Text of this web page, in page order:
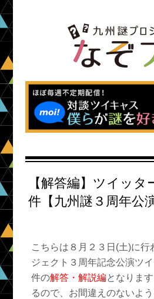
【解答編】ツイッタ
件【九州謎３周年公演
こちらは８月２３日(土)に行
ジェクト３周年記念公演ツ
件の解答・解説編となりま
るので、お間違えのないよう